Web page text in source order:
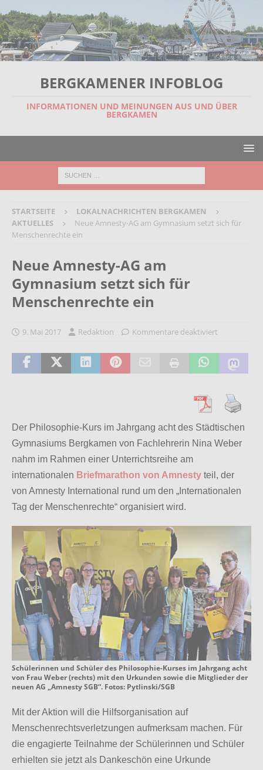
BERGKAMENER INFOBLOG
INFORMATIONEN UND MEINUNGEN AUS UND ÜBER
BERGKAMEN
STARTSEITE
LOKALNACHRICHTEN BERGKAMEN
AKTUELLES
Neue Amnesty-AG am Gymnasium setzt sich für
Menschenrechte ein
Neue Amnesty-AG am
Gymnasium setzt sich für
Menschenrechte ein
9. Mai 2017 Redaktion Kommentare deaktiviert
Der Philosophie-Kurs im Jahrgang acht des Städtischen
Gymnasiums Bergkamen von Fachlehrerin Nina Weber
nahm im Rahmen einer Unterrichtsreihe am
internationalen Briefmarathon von Amnesty teil, der
von Amnesty International rund um den „Internationalen
Tag der Menschenrechte“ organisiert wird.
Schülerinnen und Schüler des Philosophie-Kurses im Jahrgang acht
von Frau Weber (rechts) mit den Urkunden sowie die Mitglieder der
neuen AG „Amnesty SGB“. Fotos: Pytlinski/SGB
Mit der Aktion will die Hilfsorganisation auf
Menschenrechtsverletzungen aufmerksam machen. Für
die engagierte Teilnahme der Schülerinnen und Schüler
erhielten sie jetzt als Dankeschön eine Urkunde